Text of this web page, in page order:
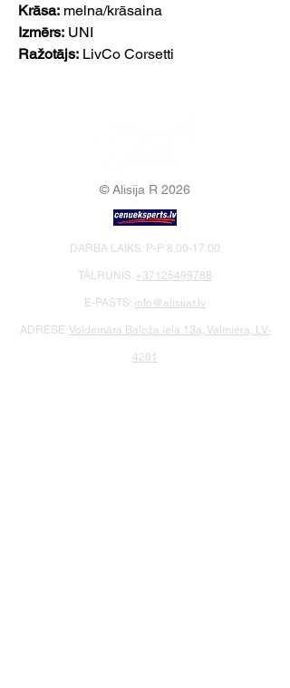
Krāsa: melna/krāsaina
Izmērs: UNI
Ražotājs: LivCo Corsetti
© Alisija R 2026
DARBA LAIKS: P-P 8.00-17.00
TĀLRUNIS: +37125499788
E-PASTS: info@alisijar.lv
ADRESE: Voldemāra Baloža iela 13a, Valmiera, LV-
4201